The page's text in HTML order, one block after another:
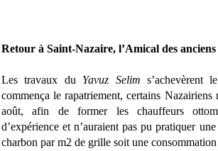
Retour à Saint-Nazaire, l’Amical des
Les travaux du Yavuz Selim s’achevèrent
commença le rapatriement, certains Nazairiens
août, afin de former les chauffeurs
d’expérience et n’auraient pas pu pratiquer
charbon par m2 de grille soit une